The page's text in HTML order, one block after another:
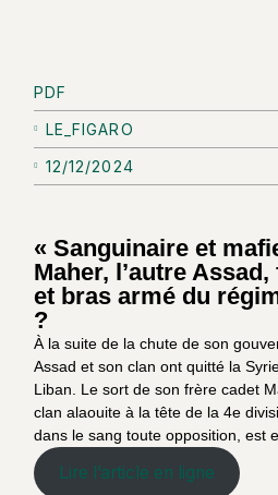
PDF
LE_FIGARO
12/12/2024
« Sanguinaire et
Maher, l’autre
et bras armé du
?
À la suite de la chute de son
Assad et son clan ont quitté la
Liban. Le sort de son frère cadet
clan alaouite à la tête de la 4e
dans le sang toute opposition, est
Lire l’article en ligne